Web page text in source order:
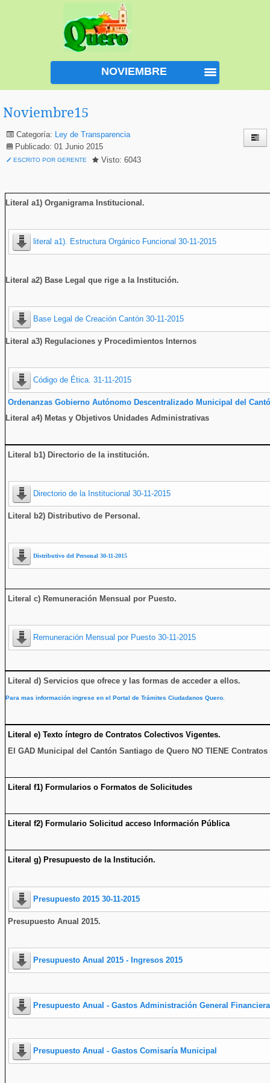
NOVIEMBRE
Noviembre15
Categoría: Ley de Transparencia
Publicado: 01 Junio 2015
ESCRITO POR GERENTE Visto: 6043
Literal a1) Organigrama Institucional .
literal a1). Estructura Orgánico Funcional 30-11-2015
Literal a2) Base Legal que rige a la Institución.
Base Legal de Creación Cantón 30-11-2015
Literal a3) Regulaciones y Procedimientos Internos
Código de Ética. 31-11-2015
Ordenanzas Gobierno Autónomo Descentralizado Municipal del
Literal a4) Metas y Objetivos Unidades Administrativas
Literal b1) Directorio de la institución.
Directorio de la Institucional 30-11-2015
Literal b2) Distributivo de Personal.
Distributivo del Personal 30-11-2015
Literal c) Remuneración Mensual por Puesto.
Remuneración Mensual por Puesto 30-11-2015
Literal d) Servicios que ofrece y las formas de acceder a ellos.
Para mas información ingrese en el Portal de Trámites Ciudadanos Quero.
Literal e) Texto íntegro de Contratos Colectivos Vigentes.
El GAD Municipal del Cantón Santiago de Quero NO TIENE
Literal f1) Formularios o Formatos de Solicitudes
Literal f2) Formulario Solicitud acceso Información Pública
Literal g) Presupuesto de la Institución.
Presupuesto 2015 30-11-2015
Presupuesto Anual 2015.
Presupuesto Anual 2015 - Ingresos 2015
Presupuesto Anual - Gastos Administración General Financiera
Presupuesto Anual - Gastos Comisaría Municipal